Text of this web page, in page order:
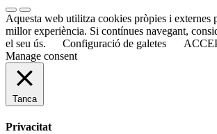
Aquesta web utilitza cookies pròpies i externes
millor experiència. Si contínues navegant,
el seu ús.
Configuració de galetes
Manage consent
Tanca
Privacitat